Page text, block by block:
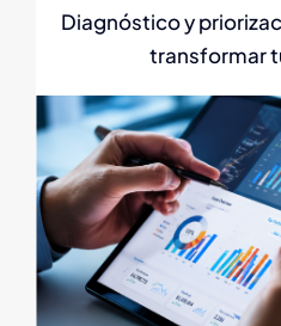
Diagnóstico y
transformar